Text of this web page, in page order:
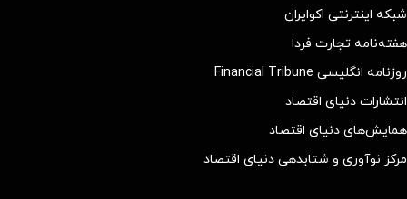
شبکه اینترنتی اکوایران
هفته‌نامه تجارت فردا
روزنامه انگلیسی Financial Tribune
انتشارات دنیای اقتصاد
همایش‌های دنیای اقتصاد
مرکز نوآوری و شتابدهی دنیای اقتصاد